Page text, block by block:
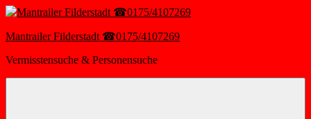
Zum
springen
Mantrailer Filderstadt ☎0175/4107269
Vermisstensuche & Personensuche